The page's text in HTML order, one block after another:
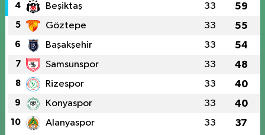
4 Beşiktaş 33 59
5 Göztepe 33 55
6 Başakşehir 33 54
7 Samsunspor 33 48
8 Rizespor 33 40
9 Konyaspor 33 40
10 Alanyaspor 33 37